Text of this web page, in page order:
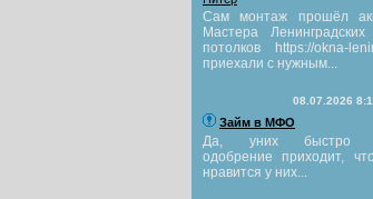
Сам монтаж прошёл
Мастера
потолков https://okna-
приехали с нужным...
08.07.2026
Займ в МФО
Да, уних быстро
одобрение приходит,
нравится у них...